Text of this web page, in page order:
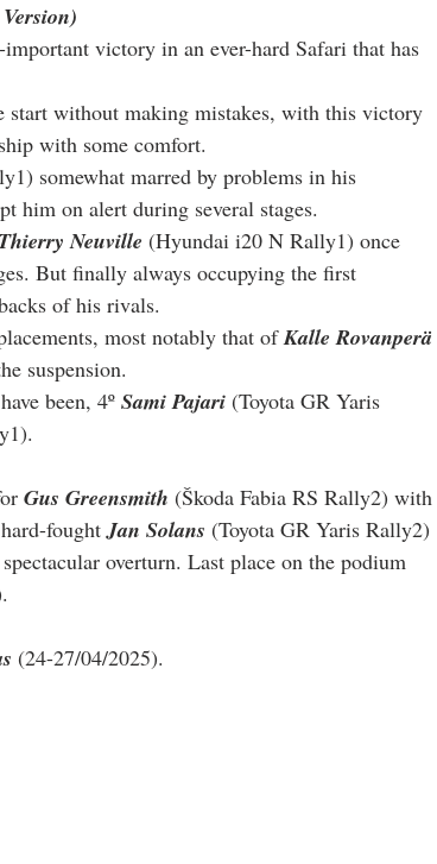
victory in an ever-hard Safari that has
start without making mistakes, with this victory
with some comfort.
somewhat marred by problems in his
him on alert during several stages.
Thierry Neuville (Hyundai i20 N Rally1) once
But finally always occupying the first
of his rivals.
most notably that of Kalle Rovanperä
suspension.
been, 4º Sami Pajari (Toyota GR Yaris
Gus Greensmith (Škoda Fabia RS Rally2) with
fought Jan Solans (Toyota GR Yaris Rally2)
overturn. Last place on the podium
(24-27/04/2025).